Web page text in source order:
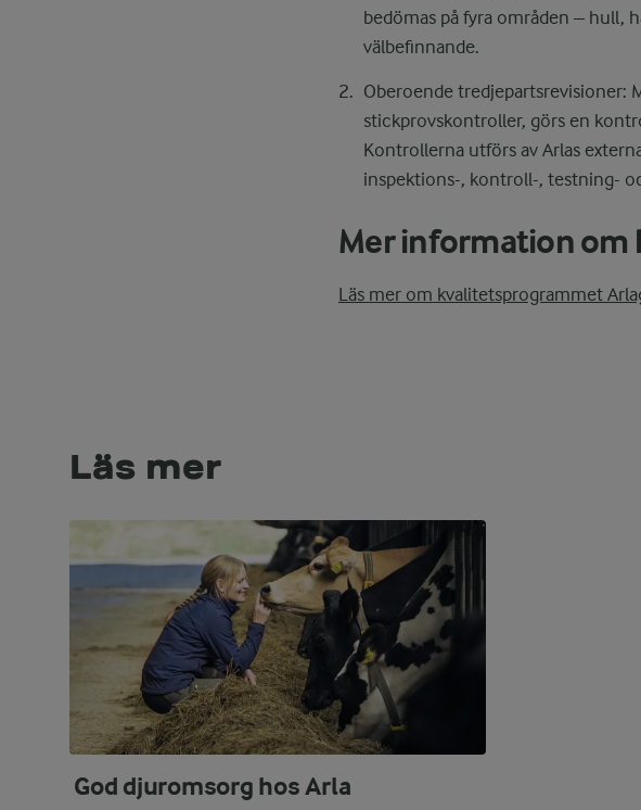
bedömas på fyra områden – hull,
välbefinnande.
Oberoende tredjepartsrevisioner:
stickprovskontroller, görs en
Kontrollerna utförs av Arlas
inspektions-, kontroll-, testning-
Mer information
Läs mer om kvalitetsprogrammet
Läs mer
God djuromsorg hos Arla